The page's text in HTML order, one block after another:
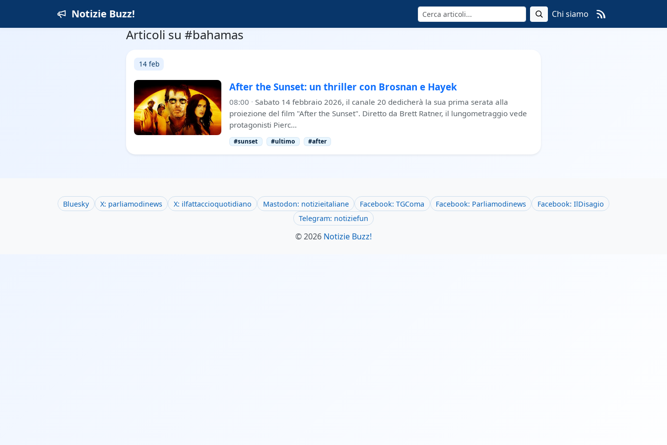
Notizie Buzz! Cerca Chi siamo
Articoli su #bahamas
14 feb
After the Sunset: un thriller con Brosnan e Hayek
08:00 · Sabato 14 febbraio 2026, il canale 20 dedicherà la sua prima serata alla
proiezione del film "After the Sunset". Diretto da Brett Ratner, il lungometraggio vede
protagonisti Pierc…
#sunset #ultimo #after
Bluesky X: parliamodinews X: ilfattaccioquotidiano Mastodon: notizieitaliane Facebook: TGComa Facebook: Parliamodinews
Facebook: IlDisagio
Telegram: notiziefun
© 2026 Notizie Buzz!